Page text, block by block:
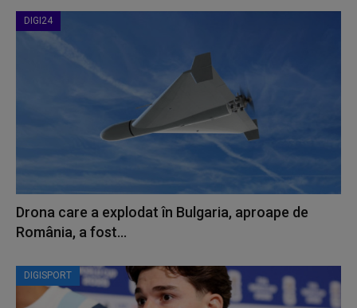
DIGI24
Drona care a explodat în Bulgaria, aproape de
România, a fost...
DIGISPORT